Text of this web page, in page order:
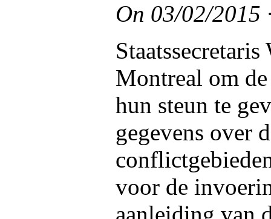
On 03/02/2015
Montreal om
hun steun te
gegevens over
voor de